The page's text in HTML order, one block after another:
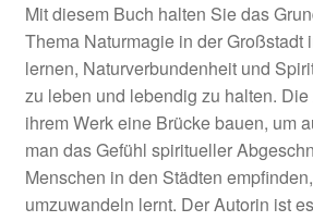
Mit diesem Buch halten Sie das
Thema Naturmagie in der Großstadt
lernen, Naturverbundenheit und
zu leben und lebendig zu halten.
ihrem Werk eine Brücke bauen, um
man das Gefühl spiritueller
Menschen in den Städten
umzuwandeln lernt. Der Autorin ist